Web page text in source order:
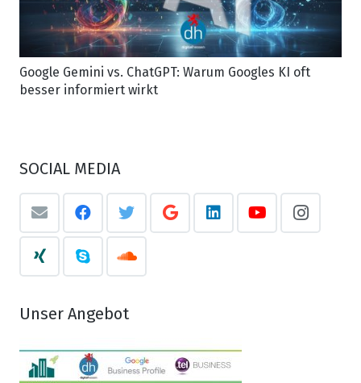
Google Gemini vs. ChatGPT: Warum Googles KI oft
besser informiert wirkt
SOCIAL MEDIA
Unser Angebot